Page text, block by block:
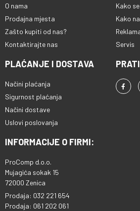
O nama
Prodajna mjesta
Zašto kupiti od nas?
Kontaktirajte nas
Kako
Kako
Servis
PLAĆANJE I DOSTAVA
Načini plaćanja
Sigurnost plaćanja
Načini dostave
Uslovi poslovanja
INFORMACIJE O FIRMI:
ProComp d.o.o.
Mujagića sokak 15
72000 Zenica
Prodaja: 032 221 654
Prodaja: 061 202 061